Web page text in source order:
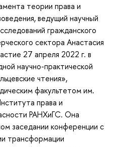
теории права и
ведущий научный
гражданского
сектора Анастасия
27 апреля 2022 г. в
научно-практической
чтения»,
факультетом им.
права и
РАНХиГС. Она
заседании конференции с
трансформации